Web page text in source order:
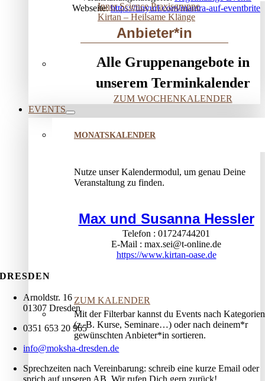
Inner Science Praxisgruppe
Kirtan – Heilsame Klänge
Alle Gruppenangebote in
unserem Terminkalender
ZUM WOCHENKALENDER
EVENTS
MONATSKALENDER
Nutze unser Kalendermodul, um genau Deine
Veranstaltung zu finden.
ZUM KALENDER
Mit der Filterbar kannst du Events nach Kategorien
(z. B. Kurse, Seminare…) oder nach deinem*r
gewünschten Anbieter*in sortieren.
Webseite: https://tinyurl.com/mantra-auf-eventbrite
Anbieter*in
Max und Susanna Hessler
Telefon
01724744201
E-Mail
max.sei@t-online.de
https://www.kirtan-oase.de
DRESDEN
Arnoldstr. 16
01307 Dresden
0351 653 20 965
info@moksha-dresden.de
Sprechzeiten nach Vereinbarung: schreib eine kurze Email oder